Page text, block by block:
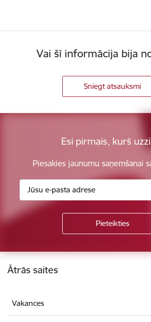
Vai šī informācija bija
Sniegt atsauksmi
Esi pirmais, kurš
Piesakies jaunumu saņemšanai
Kājene
Ātrās saites
Vakances